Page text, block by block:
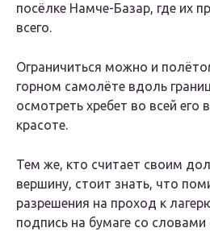
посёлке Намче-Базар, где их
всего.
Ограничиться можно и
горном самолёте вдоль
осмотреть хребет во всей его
красоте.
Тем же, кто считает своим
вершину, стоит знать, что
разрешения на проход к
подпись на бумаге со